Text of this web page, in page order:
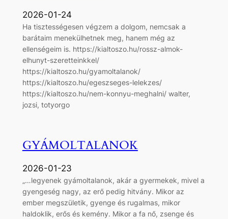
2026-01-24
Ha tisztességesen végzem a dolgom, nemcsak a
barátaim menekülhetnek meg, hanem még az
ellenségeim is. https://kialtoszo.hu/rossz-almok-
elhunyt-szeretteinkkel/
https://kialtoszo.hu/gyamoltalanok/
https://kialtoszo.hu/egeszseges-lelekzes/
https://kialtoszo.hu/nem-konnyu-meghalni/ walter,
jozsi, totyorgo
GYÁMOLTALANOK
2026-01-23
„…legyenek gyámoltalanok, akár a gyermekek, mivel a
gyengeség nagy, az erő pedig hitvány. Mikor az
ember megszületik, gyenge és rugalmas, mikor
haldoklik, erős és kemény. Mikor a fa nő, zsenge és